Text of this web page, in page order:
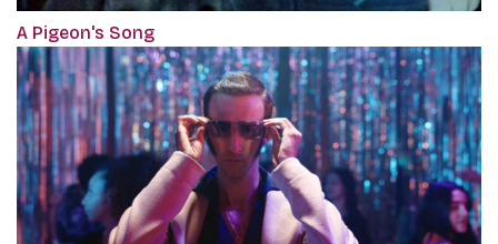
A Pigeon's Song